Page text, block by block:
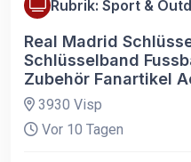
Rubrik: Sport &
Real Madrid
Schlüsselband
Zubehör Fanartikel
3930 Visp
Vor 10 Tagen